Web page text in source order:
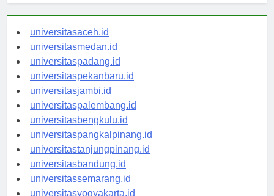
universitasaceh.id
universitasmedan.id
universitaspadang.id
universitaspekanbaru.id
universitasjambi.id
universitaspalembang.id
universitasbengkulu.id
universitaspangkalpinang.id
universitastanjungpinang.id
universitasbandung.id
universitassemarang.id